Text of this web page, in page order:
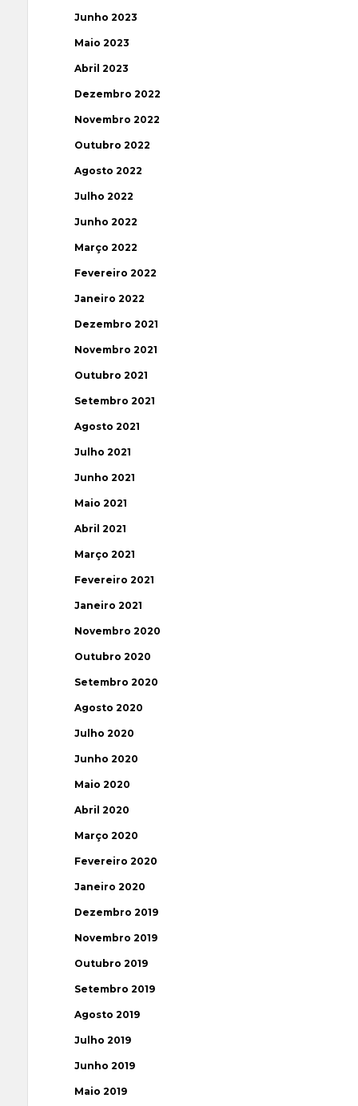
Junho 2023
Maio 2023
Abril 2023
Dezembro 2022
Novembro 2022
Outubro 2022
Agosto 2022
Julho 2022
Junho 2022
Março 2022
Fevereiro 2022
Janeiro 2022
Dezembro 2021
Novembro 2021
Outubro 2021
Setembro 2021
Agosto 2021
Julho 2021
Junho 2021
Maio 2021
Abril 2021
Março 2021
Fevereiro 2021
Janeiro 2021
Novembro 2020
Outubro 2020
Setembro 2020
Agosto 2020
Julho 2020
Junho 2020
Maio 2020
Abril 2020
Março 2020
Fevereiro 2020
Janeiro 2020
Dezembro 2019
Novembro 2019
Outubro 2019
Setembro 2019
Agosto 2019
Julho 2019
Junho 2019
Maio 2019